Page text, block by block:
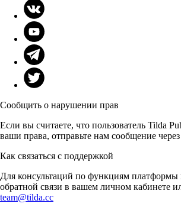
Сообщить о нарушении прав
Если вы считаете, что пользователь Tilda
ваши права, отправьте нам сообщение через
Как связаться с поддержкой
Для консультаций по функциям платформы
обратной связи в вашем личном кабинете
team@tilda.cc